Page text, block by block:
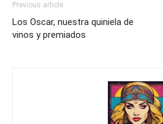
Previous article
Los Oscar, nuestra quiniela de
vinos y premiados